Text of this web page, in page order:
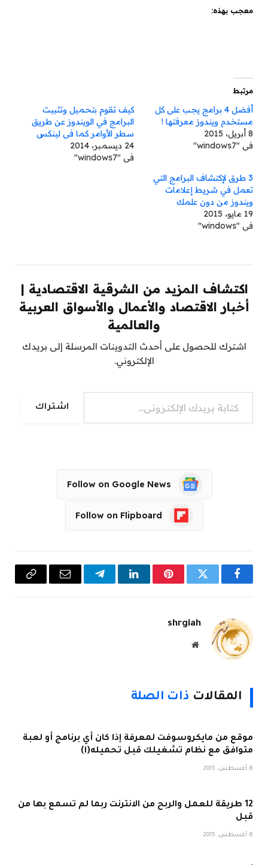
معجب بهذه:
مرتبط
أفضل 4 برامج يجب على كل
مستخدم ويندوز معرفتها !
8 أبريل، 2015
في "windows7"
كيف تقوم بتحميل وتثبيت
البرامج في الويندوز عن طريق
سطر الأوامر كما في لينكس
24 ديسمبر، 2014
في "windows7"
3 طرق لإكتشاف البرامج التي
تعمل في شريط إعلامات
ويندوز من دون علمك
19 مايو، 2015
في "windows"
اكتشاف المزيد من الشرقية الاقتصادية |
أخبار الاقتصاد والأعمال والأسواق العربية
والعالمية
اشترك للحصول على أحدث التدوينات المرسلة إلى بريدك
الإلكتروني.
كتابة بريدك الإلكتروني...
اشتراك
Follow on Google News
Follow on Flipboard
فيسبوكتويتر بينتيريستلينكدإن تيلقرام البريد
Copy
shrgiah
موقع
المقالات ذات الصلة
موقع من مايكروسوفت لمعرفة إذا كان أي برنامج أو لعبة
متوافق مع نظام تشغيلك قبل تحميله(ا)
8 أغسطس، 2015
12 طريقة للعمل والربح من الانترنت ربما لم تسمع بها من
قبل
8 أغسطس، 2015